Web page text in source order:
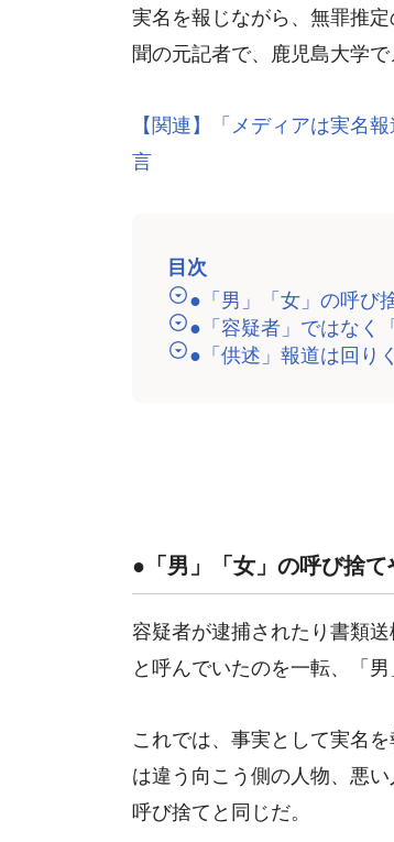
実名を報じながら、無罪推
聞の元記者で、鹿児島大学
【関連】「メディアは実名
言
目次
●「男」「女」の呼び
●「容疑者」ではなく
●「供述」報道は回り
●「男」「女」の呼び捨て
容疑者が逮捕されたり書類
と呼んでいたのを一転、「
これでは、事実として実名
は違う向こう側の人物、悪
呼び捨てと同じだ。